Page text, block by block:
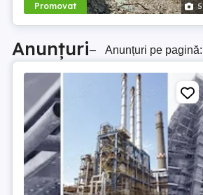
Promovat 5
Anunțuri– Anunțuri pe pagină: